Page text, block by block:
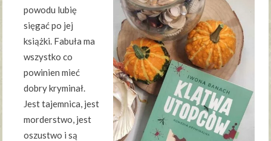
powodu lubię
sięgać po jej
książki. Fabuła ma
wszystko co
powinien mieć
dobry kryminał.
Jest tajemnica, jest
morderstwo, jest
oszustwo i są